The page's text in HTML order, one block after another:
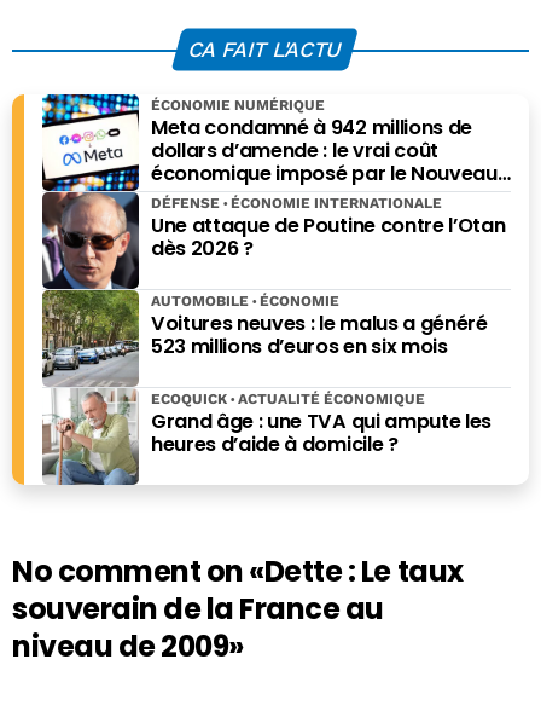
Macron !
CA FAIT L'ACTU
Meta condamné à 942 millions de
dollars d’amende : le vrai coût
économique imposé par le Nouveau-
Mexique
ÉCONOMIE NUMÉRIQUE
Une attaque de Poutine contre l’Otan
dès 2026 ?
DÉFENSE ÉCONOMIE INTERNATIONALE
Voitures neuves : le malus a généré
523 millions d’euros en six mois
AUTOMOBILE ÉCONOMIE
Grand âge : une TVA qui ampute les
heures d’aide à domicile ?
ECOQUICK ACTUALITÉ ÉCONOMIQUE
No comment on«Dette : Le taux
souverain de la France au
niveau de 2009»